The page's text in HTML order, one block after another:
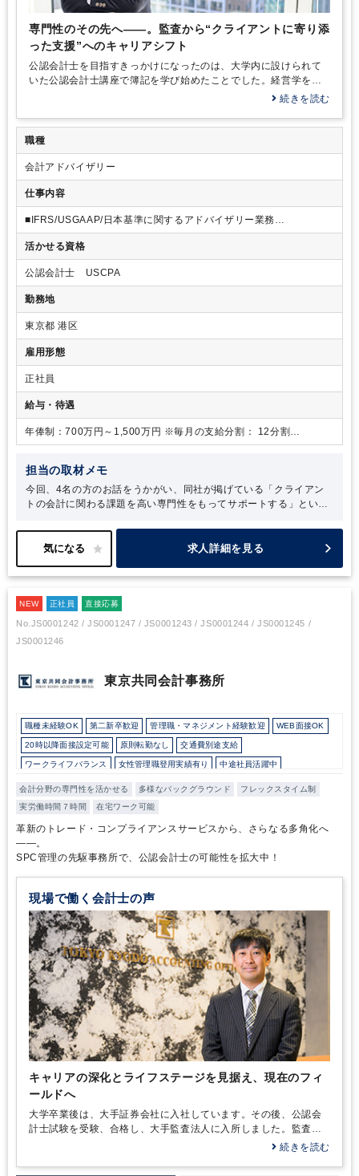
専門性のその先へ――。監査から“クライアントに寄り添
った支援”へのキャリアシフト
公認会計士を目指すきっかけになったのは、大学内に設けられて
いた公認会計士講座で簿記を学び始めたことでした。経営学を学
ぶうえで必要なスキルである会計に触れたことが、公認会計士と
かり結果が出たことに加え、財務会計や管理会計といった各科目
がとても面白く感じながら学べたことで、「公認会計士は自分に
向いている仕事ではないか」と感じるように。また、父の仕事の
関係で、弁護士や医師、公認会計士といった専門職の方々のお話
を父から聞く機会が多くありました。そうした会話を通じて、そ
れぞれの職業に求められる専門性や社会的役割、キャリアの積み
重ね方について理解を深めることができ、自然と「専門職として
のキャリア」に対する意識が芽生えていたのだと思います。 そう
した流れのなかで、在学中に公認会計士試験を受験、合格し、大
学卒業と同時に新日本有限責任監査法人（現 EY新日本有限責任監
なる実務を経験したいという思いから、事業会社への就職ではな
く、迷うことなく監査法人でお世話になる道を選びました。
続きを読む
職種
会計アドバイザリー
仕事内容
■IFRS/USGAAP/日本基準に関するアドバイザリー業務
-複雑な会計処理に関するアドバイス
-財務諸表コンバージョン
-会計基準・会計マニュアル作成支援
-IFRS導入支援・研修実施
■財務諸表作成・決算業務・監査対応支援
■不正調査・過年度財務諸表遡及修正支援
■海外子会社管理・ガバナンス整備支援
■IPO支援
■経営管理/管理会計改善支援（EPMツール導入を含む）
■M&A関連（財務デューデリジェンス、PMI）
※経験・スキルに応じて、お任せする業務を決定いたします。
活かせる資格
公認会計士 USCPA
勤務地
東京都 港区
雇用形態
正社員
給与・待遇
年俸制：700万円～1,500万円 ※毎月の支給分割： 12分割
月給：583,333円～1,250,000円
担当の取材メモ
今回、4名の方のお話をうかがい、同社が掲げている「クライアン
トの会計に関わる課題を高い専門性をもってサポートする」という
ショナルとして成長してもらうことで、新しい案件やクライアント
との関係強化に繋がり、結果的に会社が成長していくという理念
られました。だからこそ、「ロールモデルとして魅力的な先輩がい
然と出てくるのだと思います。
求人詳細を見る
NEW 正社員 直接応募
No.JS0001242 / JS0001247 / JS0001243 / JS0001244 / JS0001245 /
JS0001246
東京共同会計事務所
職種未経験OK 第二新卒歓迎 管理職・マネジメント経験歓迎 WEB面接OK
20時以降面接設定可能 原則転勤なし 交通費別途支給
ワークライフバランス 女性管理職登用実績有り 中途社員活躍中
直近3年間黒字経営 在宅ワーク制度あり
10時以降出社OK 16時以前退社OK
土日祝休み 完全週休2日制 年間休日120日以上 総合力（Big４～準大手）
顧客開拓にノウハウあり 独自サービス
会計分野の専門性を活かせる 多様なバックグラウンド
フレックスタイム制
実労働時間７時間
在宅ワーク可能
革新のトレード・コンプライアンスサービスから、さらなる多角化へ
――。
SPC管理の先駆事務所で、公認会計士の可能性を拡大中！
現場で働く会計士の声
キャリアの深化とライフステージを見据え、現在のフィ
ールドへ
大学卒業後は、大手証券会社に入社しています。その後、公認会
計士試験を受験、合格し、大手監査法人に入所しました。監査法
人では主に、金融インダストリーグループに席を置き、アセット
続きを読む